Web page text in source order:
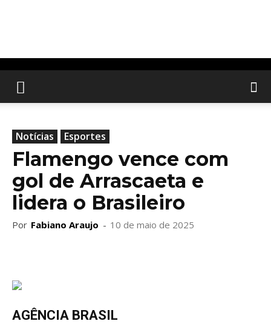
Notícias Esportes
Flamengo vence com
gol de Arrascaeta e
lidera o Brasileiro
Por Fabiano Araujo - 10 de maio de 2025
AGÊNCIA BRASIL